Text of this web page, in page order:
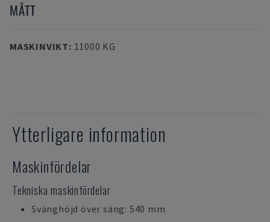
MÅTT
MASKINVIKT: 11000 KG
Ytterligare information
Maskinfördelar
Tekniska maskinfördelar
Svänghöjd över säng: 540 mm